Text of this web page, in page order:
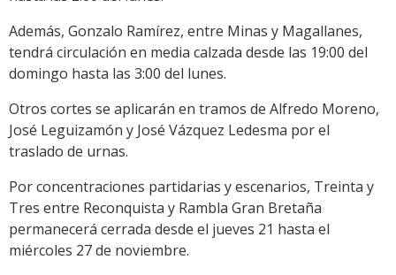
Además, Gonzalo Ramírez, entre Minas y Magallanes,
tendrá circulación en media calzada desde las 19:00 del
domingo hasta las 3:00 del lunes.
Otros cortes se aplicarán en tramos de Alfredo Moreno,
José Leguizamón y José Vázquez Ledesma por el
traslado de urnas.
Por concentraciones partidarias y escenarios, Treinta y
Tres entre Reconquista y Rambla Gran Bretaña
permanecerá cerrada desde el jueves 21 hasta el
miércoles 27 de noviembre.